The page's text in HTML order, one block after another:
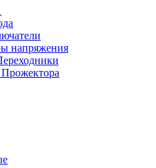
напряжения